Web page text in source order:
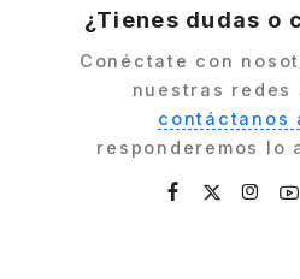
¿Tienes dudas o
Conéctate con
nuestras redes
contáctanos
responderemos lo